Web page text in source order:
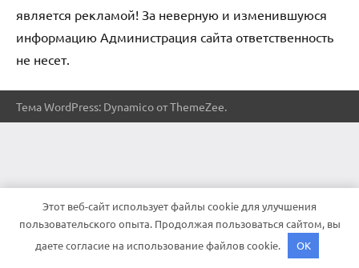
является рекламой! За неверную и изменившуюся
информацию Администрация сайта ответственность
не несет.
Тема WordPress: Dynamico от ThemeZee.
Этот веб-сайт использует файлы cookie для улучшения
пользовательского опыта. Продолжая пользоваться сайтом, вы
даете согласие на использование файлов cookie.
OK